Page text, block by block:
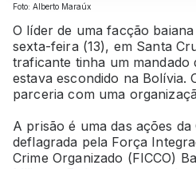
Foto: Alberto Maraúx
O líder de uma facção
sexta-feira (13), em Santa
traficante tinha um mandado
estava escondido na Bolívia.
parceria com uma
A prisão é uma das ações
deflagrada pela Força
Crime Organizado (FICCO)